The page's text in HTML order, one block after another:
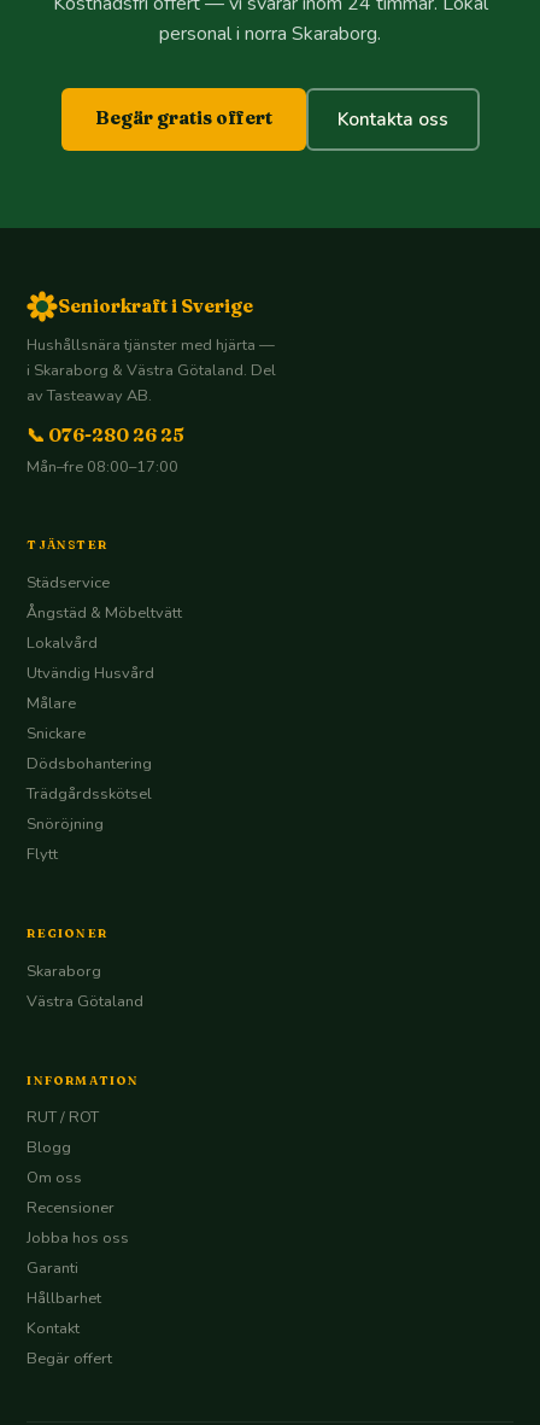
personal i norra Skaraborg.
Begär gratis offert Kontakta oss
Seniorkraft i Sverige
Hushållsnära tjänster med hjärta —
i Skaraborg & Västra Götaland. Del
av Tasteaway AB.
📞 076-280 26 25
Mån–fre 08:00–17:00
TJÄNSTER
Städservice
Ångstäd & Möbeltvätt
Lokalvård
Utvändig Husvård
Målare
Snickare
Dödsbohantering
Trädgårdsskötsel
Snöröjning
Flytt
REGIONER
Skaraborg
Västra Götaland
INFORMATION
RUT / ROT
Blogg
Om oss
Recensioner
Jobba hos oss
Garanti
Hållbarhet
Kontakt
Begär offert